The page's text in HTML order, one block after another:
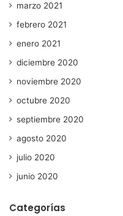
marzo 2021
febrero 2021
enero 2021
diciembre 2020
noviembre 2020
octubre 2020
septiembre 2020
agosto 2020
julio 2020
junio 2020
Categorías